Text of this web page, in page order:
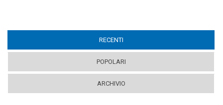
RECENTI
POPOLARI
ARCHIVIO